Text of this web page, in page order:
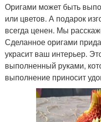
Оригами может быть
или цветов. А подарок
всегда ценен. Мы
Сделанное оригами
украсит ваш интерьер.
выполненный руками,
выполнение приносит